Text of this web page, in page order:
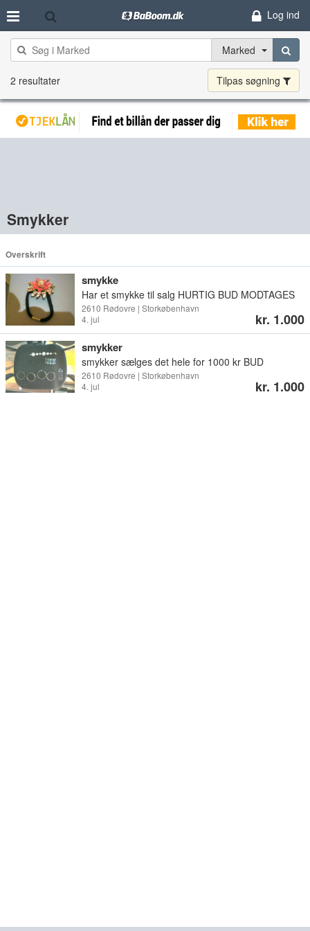
Log ind
Marked
2 resultater Tilpas søgning
Smykker
Overskrift
smykke
Har et smykke til salg HURTIG BUD MODTAGES
2610 Rødovre | Storkøbenhavn
4. jul
kr. 1.000
smykker
smykker sælges det hele for 1000 kr BUD
MODTAGES
2610 Rødovre | Storkøbenhavn
4. jul
kr. 1.000